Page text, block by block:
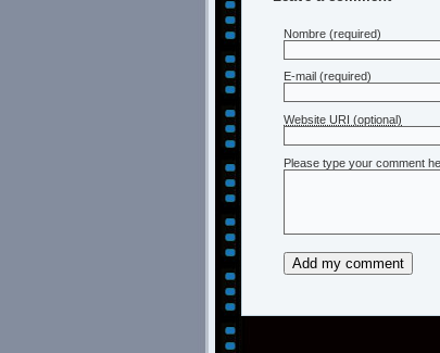
Nombre (required)
E-mail (required)
Website URI (optional)
Please type your comment